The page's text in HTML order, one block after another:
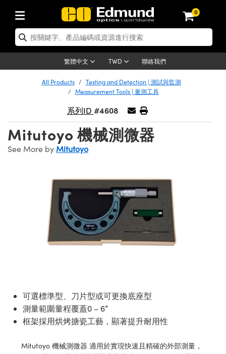
0
繁體中文 TWD 聯絡我們
| 光學產品
| 反射鏡
| 光學濾光片
Optics | 偏振光學元件
| 繞射光柵
| 光學組装
| 紅外線光學產品
| 光纖
Optics | 雷射光學
| 雷射濾光片
| 超快光學
Assemblies | 雷射光學元件組
Shaping | 雷射光束整形
| 雷射分光鏡
Isolators | 晶體和隔離器
| 雷射偏光片
| 光機組件
System | 光學籠式系統
| 臺式系統
and Breadboards | 光學平臺
| 電動平臺
and Slides | 平臺和滑塊
| 光圈類
| 顯微鏡
| Mitutoyo 物鏡
| Nikon 物鏡
| ZEISS 物鏡
Objectives
Objectives | 有限共軛物鏡
| 反射物鏡
Lighting |顯微鏡照明
Systems| 體視顯微鏡系統
Filters | 顯微鏡濾光片
| 雷射
and Electronics | 雷射
| 雷射用光機模組
| 雷射配件
| 實驗室和生產線
Lenses | 成像鏡頭
Lenses | 定焦鏡頭
| 遠心鏡頭
Magnification Lenses
Objectives | 顯微鏡物鏡
Lenses for Harsh Environments
and Advanced
| 影視製作和高級攝影
| 相機
Cameras | Gigabit乙太網相
Cameras | Teledyne Dalsa
Cameras | Allied Vision 相機
| Basler 相機
Cameras | IDS 相機
| Pixelink 相機
and Illumination | 照明
Lighting | 機器視覺光源
Lighting |顯微鏡照明
| 雷射光源
Sources | 其他光源
Targets | 測試板
Targets | 解析度測試板
Targets | 畸變測試版
Level Test Targets | 色卡測試板
and Detection | 測試與監測
| 光學度量
Solutions | 機器視覺方案
and Electronics | 雷射
品
測器
and Roughness Standards | 表
Components | 主動光學元件
and Detection
and Production | 實驗室和生產
| 清潔用品
Handling Tools | 零件夾持用品
| 光學膠
Products | Acktar 黑色吸
| 暗室器材
Accessories | UV固化設備
性裝置
Production
應用選購
| 光譜儀
Imaging
Microscopy
Tomography
By Brand
Products | 新品專區
Lenses
and Detection
Production
| 清倉品
| 清倉光學產品
| 清倉顯微鏡
| 清倉相機
| 清倉照明
Products | 重新認證產
| 重新認證光學產品
| 重新認證光機
| 重新認證雷射
| 重新認證顯微鏡
| 重新認證相機
| 重新認證照明
and Production | 重新認證實
用品
All Products
Testing and Detection | 測試與監測
Measurement Tools | 量測工具
系列ID #4608
Mitutoyo 機械測微器
See More by Mitutoyo
可選標準型、刀片型或可更換底座型
測量範圍量程覆蓋0 – 6”
框架採用烘烤搪瓷工藝，顯著提升耐用性
Mitutoyo 機械測微器 適用於實現快速且精確的外部測量，